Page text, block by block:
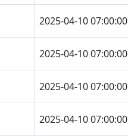
2025-04-10 07:00:00
2025-04-10 07:00:00
2025-04-10 07:00:00
2025-04-10 07:00:00